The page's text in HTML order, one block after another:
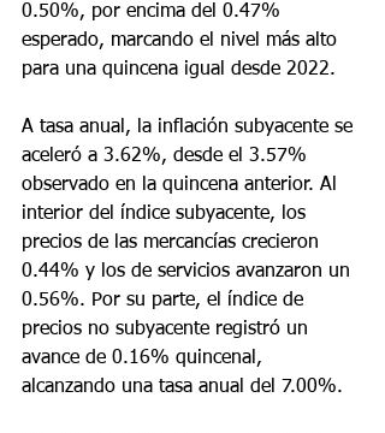
0.50%, por encima del 0.47%
esperado, marcando el nivel más alto
para una quincena igual desde 2022.
A tasa anual, la inflación subyacente se
aceleró a 3.62%, desde el 3.57%
observado en la quincena anterior. Al
interior del índice subyacente, los
precios de las mercancías crecieron
0.44% y los de servicios avanzaron un
0.56%. Por su parte, el índice de
precios no subyacente registró un
avance de 0.16% quincenal,
alcanzando una tasa anual del 7.00%.